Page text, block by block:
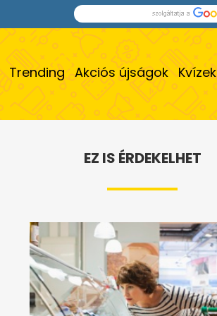
Trending Akciós újságok Kvízek
EZ IS ÉRDEKELHET